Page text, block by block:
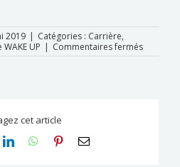
2019 | Catégories : Carrière,
UP | Commentaires ferméssur
WAKE
cet article
LinkedInWhatsApp
PinterestEmail